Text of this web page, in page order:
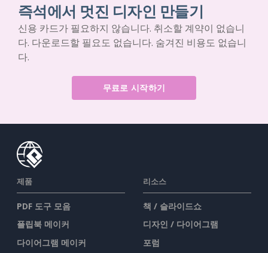
즉석에서 멋진 디자인 만들기
신용 카드가 필요하지 않습니다. 취소할 계약이 없습니
다. 다운로드할 필요도 없습니다. 숨겨진 비용도 없습니
다.
무료로 시작하기
제품
PDF 도구 모음
플립북 메이커
다이어그램 메이커
리소스
책 / 슬라이드쇼
디자인 / 다이어그램
포럼